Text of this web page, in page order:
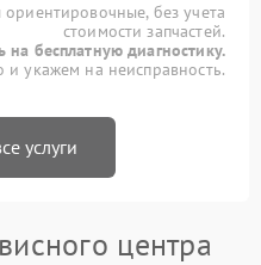
без учета
стоимости запчастей.
на бесплатную диагностику.
укажем на неисправность.
услуги
центра